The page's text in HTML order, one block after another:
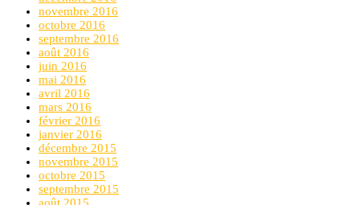
novembre 2016
octobre 2016
septembre 2016
août 2016
juin 2016
mai 2016
avril 2016
mars 2016
février 2016
janvier 2016
décembre 2015
novembre 2015
octobre 2015
septembre 2015
août 2015